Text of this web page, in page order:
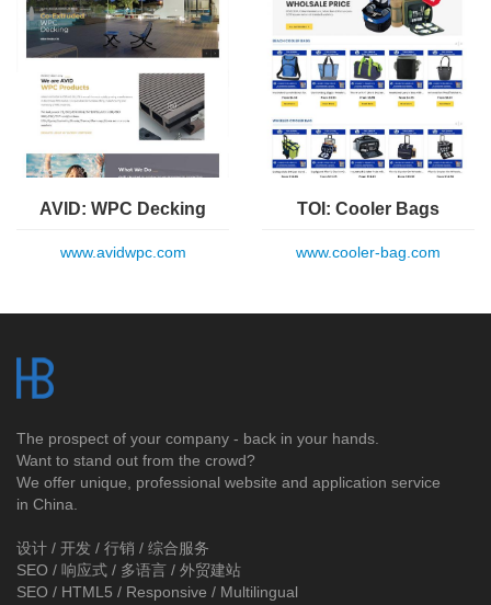
AVID: WPC Decking
www.avidwpc.com
TOI: Cooler Bags
www.cooler-bag.com
The prospect of your company - back in your hands.
Want to stand out from the crowd?
We offer unique, professional website and application service
in China.
设计 / 开发 / 行销 / 综合服务
SEO / 响应式 / 多语言 / 外贸建站
SEO / HTML5 / Responsive / Multilingual